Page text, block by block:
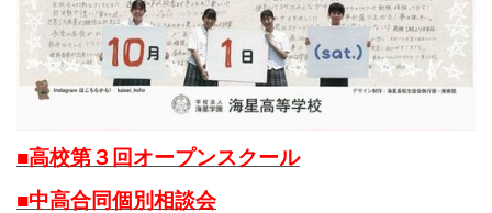
■高校第３回オープンスクール
■中高合同個別相談会